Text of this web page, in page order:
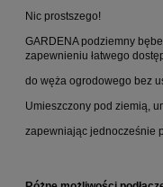
Nic prostszego!
GARDENA podziemny
zapewnieniu łatwego
do węża ogrodowego bez
Umieszczony pod ziemią,
zapewniając jednocześnie